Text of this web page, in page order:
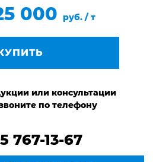
000 руб. / т
или консультации
по телефону
767-13-67